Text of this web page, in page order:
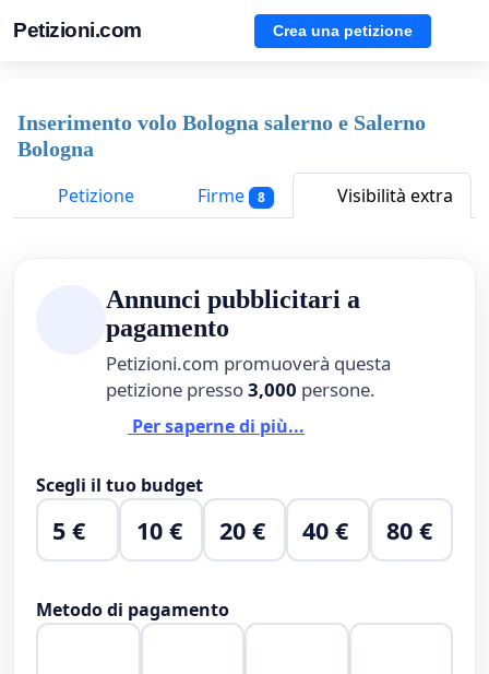
Petizioni.com Crea una petizione
Inserimento volo Bologna salerno e Salerno
Bologna
Petizione
Firme 8 Visibilità extra
Annunci pubblicitari a
pagamento
Petizioni.com promuoverà questa
petizione presso3,000 persone.
Per saperne di più...
Scegli il tuo budget
5 € 10 € 20 € 40 € 80 €
Metodo di pagamento